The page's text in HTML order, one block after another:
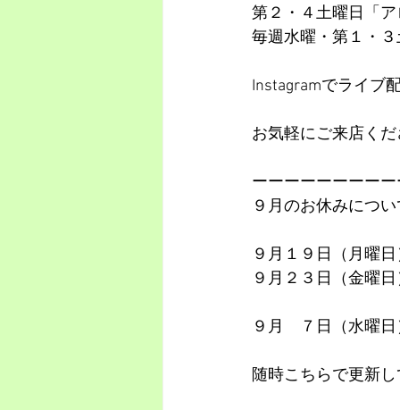
第２・４土曜日「ア
毎週水曜・第１・３
Instagramでライブ
お気軽にご来店くだ
ーーーーーーーー
９月のお休みについ
９月１９日（月曜
９月２３日（金曜
９月　７日（水曜
随時こちらで更新